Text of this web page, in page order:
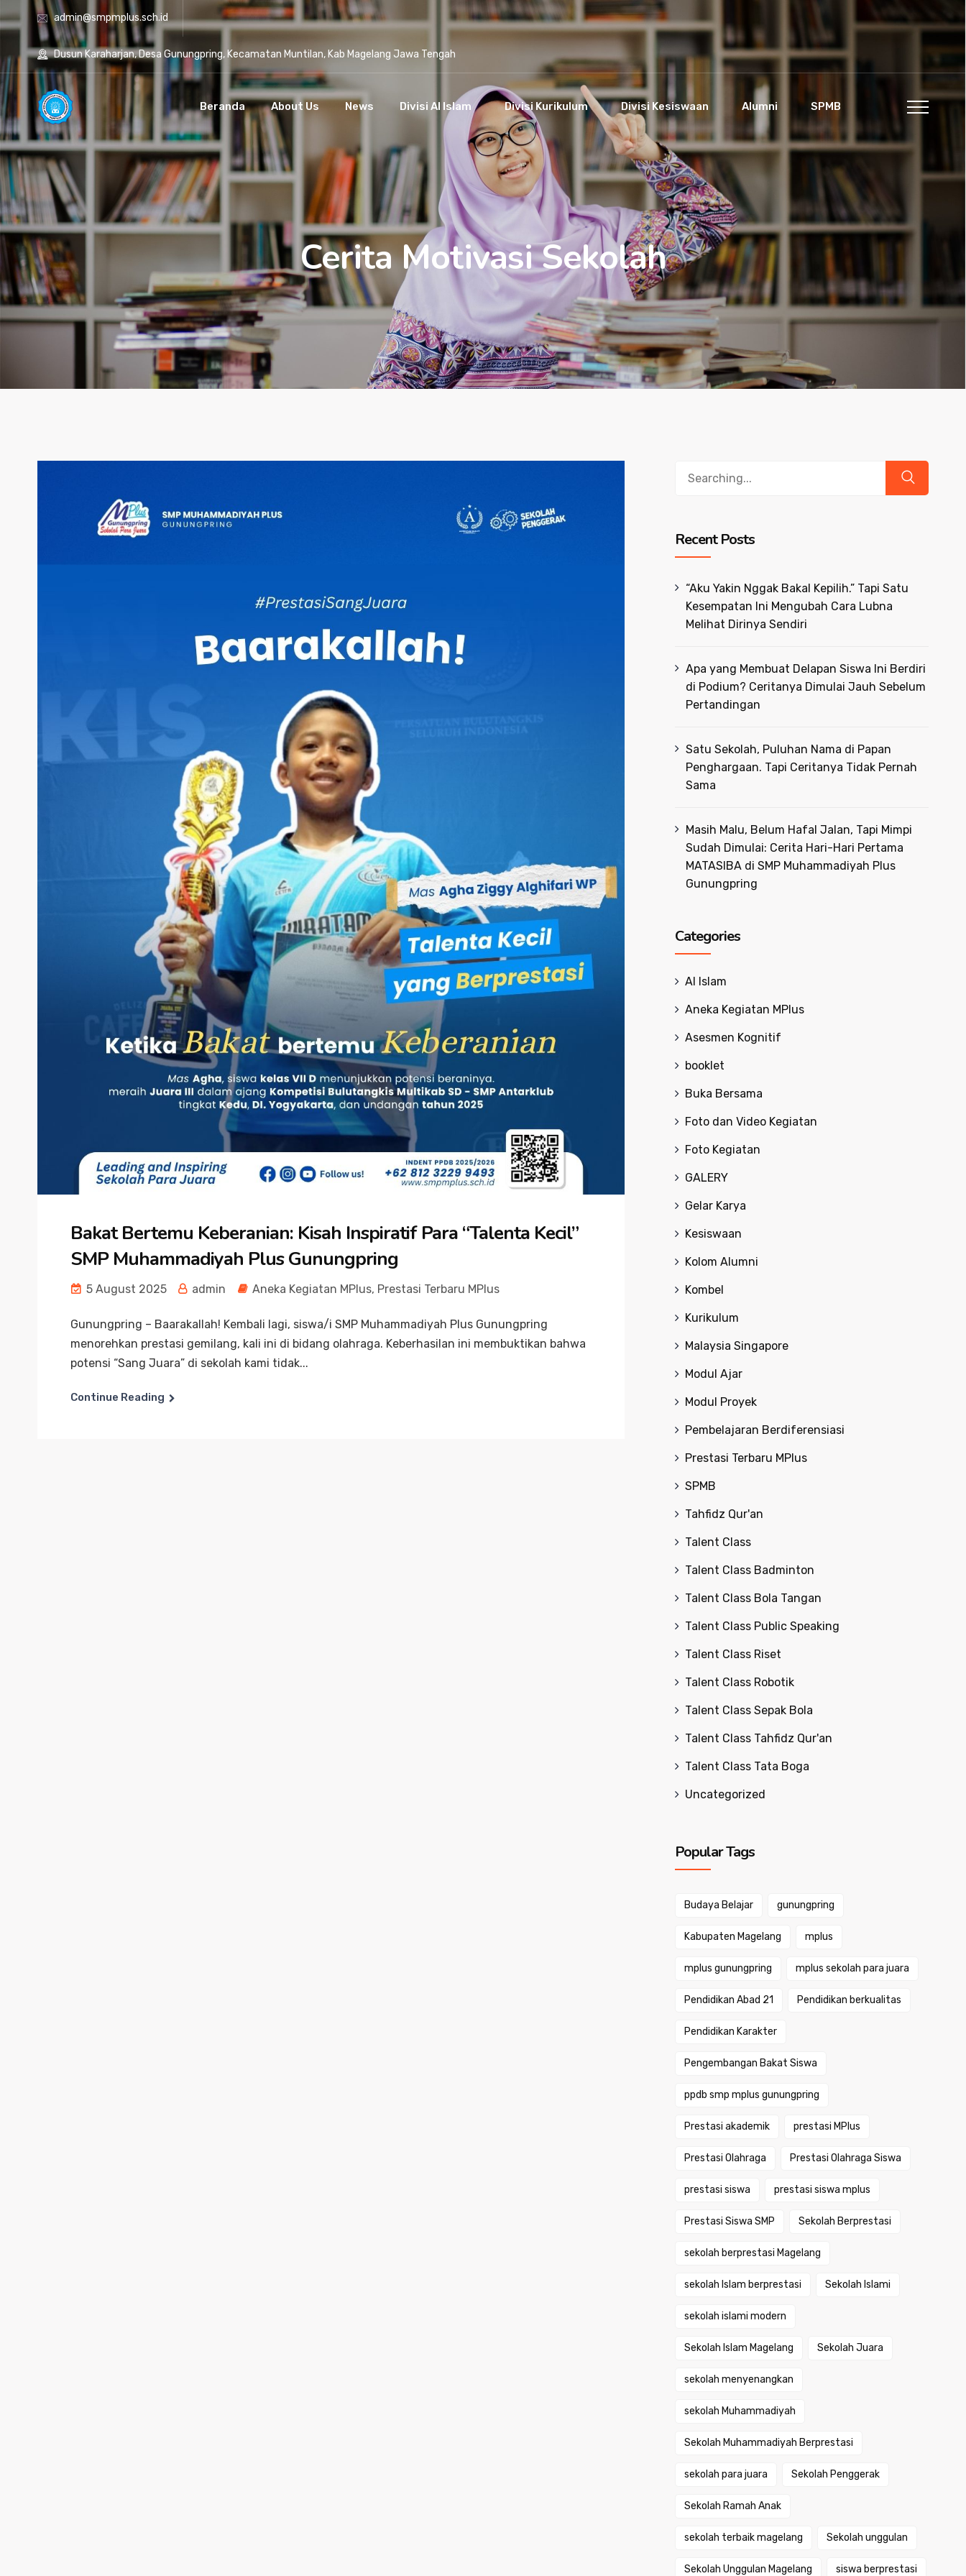
admin@smpmplus.sch.id
Dusun Karaharjan, Desa Gunungpring, Kecamatan Muntilan, Kab Magelang Jawa Tengah
Beranda About Us News Divisi Al Islam Divisi Kurikulum Divisi Kesiswaan Alumni SPMB
Cerita Motivasi Sekolah
Bakat Bertemu Keberanian: Kisah Inspiratif Para “Talenta Kecil”
SMP Muhammadiyah Plus Gunungpring
5 August 2025 admin Aneka Kegiatan MPlus, Prestasi Terbaru MPlus
Gunungpring – Baarakallah! Kembali lagi, siswa/i SMP Muhammadiyah Plus Gunungpring
menorehkan prestasi gemilang, kali ini di bidang olahraga. Keberhasilan ini membuktikan bahwa
potensi “Sang Juara” di sekolah kami tidak...
Continue Reading
Recent Posts
“Aku Yakin Nggak Bakal Kepilih.” Tapi Satu
Kesempatan Ini Mengubah Cara Lubna
Melihat Dirinya Sendiri
Apa yang Membuat Delapan Siswa Ini Berdiri
di Podium? Ceritanya Dimulai Jauh Sebelum
Pertandingan
Satu Sekolah, Puluhan Nama di Papan
Penghargaan. Tapi Ceritanya Tidak Pernah
Sama
Masih Malu, Belum Hafal Jalan, Tapi Mimpi
Sudah Dimulai: Cerita Hari-Hari Pertama
MATASIBA di SMP Muhammadiyah Plus
Gunungpring
Categories
Al Islam
Aneka Kegiatan MPlus
Asesmen Kognitif
booklet
Buka Bersama
Foto dan Video Kegiatan
Foto Kegiatan
GALERY
Gelar Karya
Kesiswaan
Kolom Alumni
Kombel
Kurikulum
Malaysia Singapore
Modul Ajar
Modul Proyek
Pembelajaran Berdiferensiasi
Prestasi Terbaru MPlus
SPMB
Tahfidz Qur'an
Talent Class
Talent Class Badminton
Talent Class Bola Tangan
Talent Class Public Speaking
Talent Class Riset
Talent Class Robotik
Talent Class Sepak Bola
Talent Class Tahfidz Qur'an
Talent Class Tata Boga
Uncategorized
Popular Tags
Budaya Belajar gunungpring
Kabupaten Magelang mplus
mplus gunungpring mplus sekolah para juara
Pendidikan Abad 21 Pendidikan berkualitas
Pendidikan Karakter
Pengembangan Bakat Siswa
ppdb smp mplus gunungpring
Prestasi akademik prestasi MPlus
Prestasi Olahraga Prestasi Olahraga Siswa
prestasi siswa prestasi siswa mplus
Prestasi Siswa SMP Sekolah Berprestasi
sekolah berprestasi Magelang
sekolah Islam berprestasi Sekolah Islami
sekolah islami modern
Sekolah Islam Magelang Sekolah Juara
sekolah menyenangkan
sekolah Muhammadiyah
Sekolah Muhammadiyah Berprestasi
sekolah para juara Sekolah Penggerak
Sekolah Ramah Anak
sekolah terbaik magelang Sekolah unggulan
Sekolah Unggulan Magelang siswa berprestasi